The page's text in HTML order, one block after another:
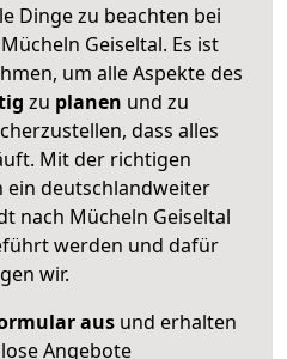
Dinge zu beachten bei
Geiseltal. Es ist
um alle Aspekte des
zu planen und zu
dass alles
Mit der richtigen
ein deutschlandweiter
nach Mücheln Geiseltal
werden und dafür
wir.
ausund erhalten
Angebote